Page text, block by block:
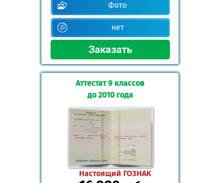
Фото
нет
Аттестат 9 классов
до 2010 года
Настоящий ГОЗНАК